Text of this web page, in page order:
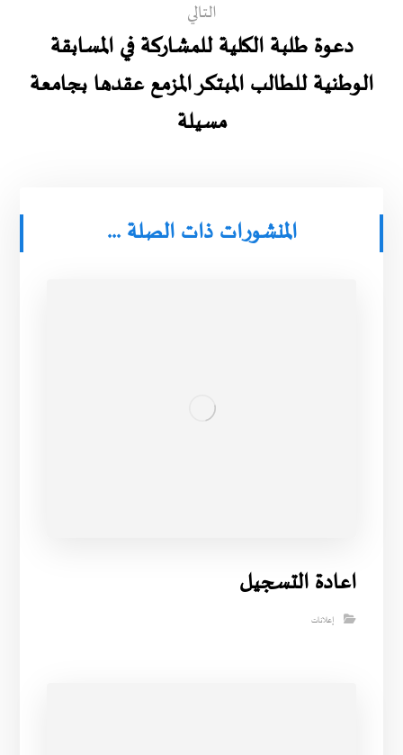
التالي
دعوة طلبة الكلية للمشاركة في المسابقة
الوطنية للطالب المبتكر المزمع عقدها بجامعة
مسيلة
المنشورات ذات الصلة ...
اعادة التسجيل
إعلانات